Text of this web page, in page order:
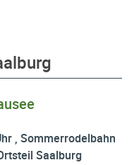
, Sommerrodelbahn
Saalburg